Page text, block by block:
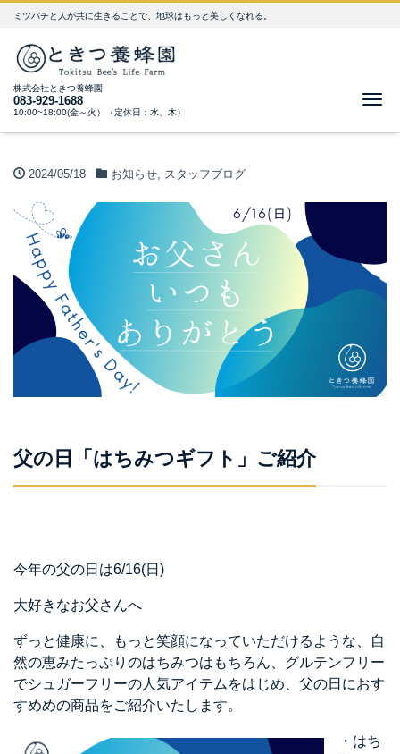
ミツバチと人が共に生きることで、地球はもっと美しくなれる。
株式会社ときつ養蜂園
083-929-1688
10:00~18:00(金～火）（定休日：水、木）
2024/05/18 お知らせ, スタッフブログ
父の日「はちみつギフト」ご紹介
今年の父の日は6/16(日)
大好きなお父さんへ
ずっと健康に、もっと笑顔になっていただけるような、自
然の恵みたっぷりのはちみつはもちろん、グルテンフリー
でシュガーフリーの人気アイテムをはじめ、父の日におす
すめめの商品をご紹介いたします。
・はち